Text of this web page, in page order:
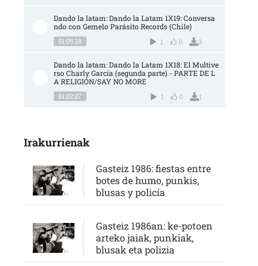
Dando la latam: Dando la Latam 1X19: Conversa
ndo con Gemelo Parásito Records (Chile)
01:05:28 1 0 3
Dando la latam: Dando la Latam 1X18: El Multive
rso Charly García (segunda parte) - PARTE DE L
A RELIGIÓN/SAY NO MORE
01:02:27 1 0 1
Irakurrienak
Gasteiz 1986: fiestas entre
botes de humo, punkis,
blusas y policía
Gasteiz 1986an: ke-potoen
arteko jaiak, punkiak,
blusak eta polizia